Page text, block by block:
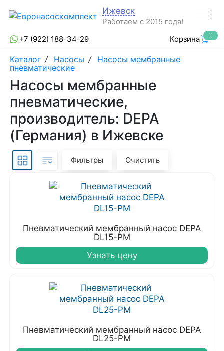
Ижевск
Работаем с 2015 года!
+7 (922) 188-34-29
Корзина 0
Каталог / Насосы / Насосы мембранные
пневматические
Насосы мембранные
пневматические,
производитель: DEPA
(Германия) в Ижевске
Фильтры Очистить
Пневматический мембранный насос DEPA
DL15-PM
Узнать цену
Пневматический мембранный насос DEPA
DL25-PM